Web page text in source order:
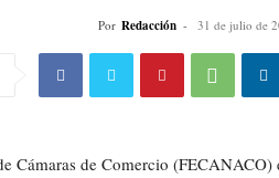
Por Redacción - 31 de julio de
Cámaras de Comercio (FECANACO)